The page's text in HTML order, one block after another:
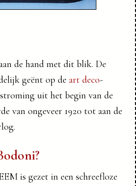
de hand met dit blik. De
geënt op de art deco-
uit het begin van de
van ongeveer 1920 tot aan de
is gezet in een schreefloze